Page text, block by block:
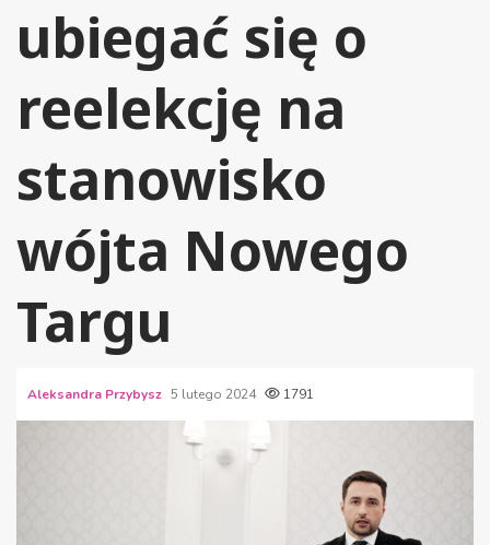
ubiegać się o
reelekcję na
stanowisko
wójta Nowego
Targu
Aleksandra Przybysz 5 lutego 2024 1791